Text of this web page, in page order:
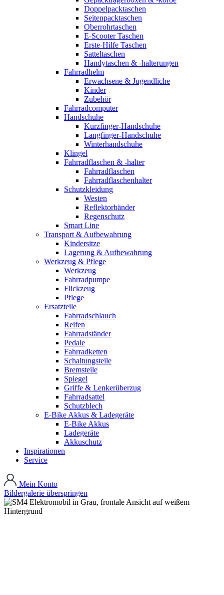
Doppelpacktaschen
Seitenpacktaschen
Oberrohrtaschen
E-Scooter Taschen
Erste-Hilfe Taschen
Satteltaschen
Handytaschen & -halterungen
Fahrradhelm
Erwachsene & Jugendliche
Kinder
Zubehör
Fahrradcomputer
Handschuhe
Kurzfinger-Handschuhe
Langfinger-Handschuhe
Winterhandschuhe
Klingel
Fahrradflaschen & -halter
Fahrradflaschen
Fahrradflaschenhalter
Schutzkleidung
Westen
Reflektorbänder
Regenschutz
Smart Line
Transport & Aufbewahrung
Kindersitze
Lagerung & Aufbewahrung
Werkzeug & Pflege
Werkzeug
Fahrradpumpe
Flickzeug
Pflege
Ersatzteile
Fahrradschlauch
Reifen
Fahrradständer
Pedale
Fahrradketten
Schaltungsteile
Bremsteile
Spiegel
Griffe & Lenkerüberzug
Fahrradsattel
Schutzblech
E-Bike Akkus & Ladegeräte
E-Bike Akkus
Ladegeräte
Akkuschutz
Inspirationen
Service
Mein Konto
Bildergalerie überspringen